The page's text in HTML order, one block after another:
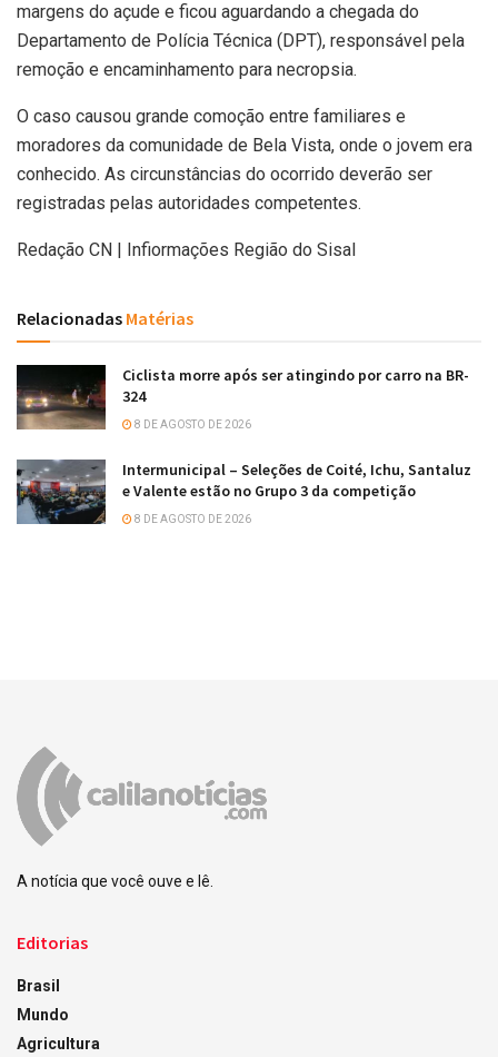
margens do açude e ficou aguardando a chegada do
Departamento de Polícia Técnica (DPT), responsável pela
remoção e encaminhamento para necropsia.
O caso causou grande comoção entre familiares e
moradores da comunidade de Bela Vista, onde o jovem era
conhecido. As circunstâncias do ocorrido deverão ser
registradas pelas autoridades competentes.
Redação CN | Infiormações Região do Sisal
Relacionadas Matérias
Ciclista morre após ser atingindo por carro na BR-
324
8 DE AGOSTO DE 2026
Intermunicipal – Seleções de Coité, Ichu, Santaluz
e Valente estão no Grupo 3 da competição
8 DE AGOSTO DE 2026
A notícia que você ouve e lê.
Editorias
Brasil
Mundo
Agricultura